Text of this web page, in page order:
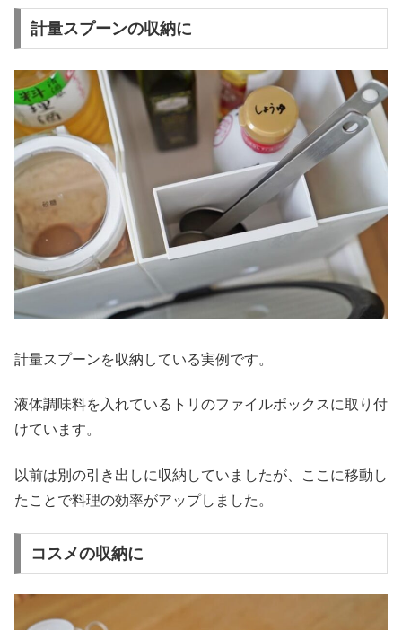
計量スプーンの収納に
計量スプーンを収納している実例です。
液体調味料を入れているトリのファイルボックスに取り付
けています。
以前は別の引き出しに収納していましたが、ここに移動し
たことで料理の効率がアップしました。
コスメの収納に